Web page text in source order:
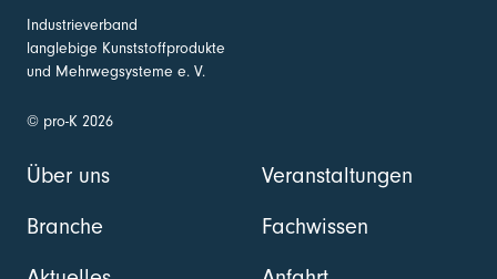
Industrieverband
langlebige Kunststoffprodukte
und Mehrwegsysteme e. V.
© pro-K 2026
Über uns
Branche
Veranstaltungen
Fachwissen